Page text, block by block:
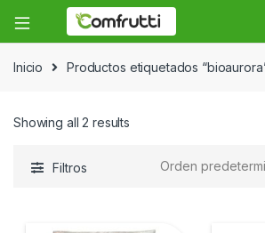
Inicio Productos etiquetados
Showing all 2 results
Filtros